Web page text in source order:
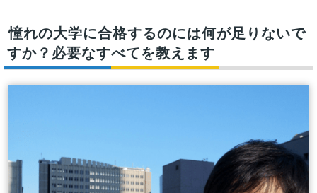
憧れの大学に合格するのには何が足りないで
すか？必要なすべてを教えます